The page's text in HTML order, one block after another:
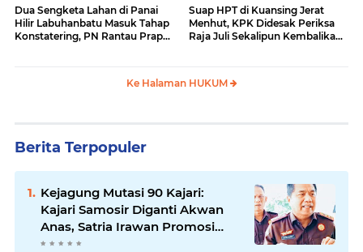
Dua Sengketa Lahan di Panai
Hilir Labuhanbatu Masuk Tahap
Konstatering, PN Rantau Prapat
Suap HPT di Kuansing Jerat
Menhut, KPK Didesak Periksa
Raja Juli Sekalipun Kembalikan
Ke Halaman HUKUM
Berita Terpopuler
Kejagung Mutasi 90 Kajari:
Kajari Samosir Diganti Akwan
Anas, Satria Irawan Promosi
Kemana?